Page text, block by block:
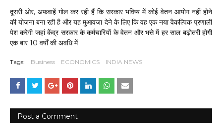
दूसरी ओर, अफवाहें गोल कर रही हैं कि सरकार भविष्य में कोई वेतन आयोग नहीं होने
की योजना बना रही है और यह मुआवजा देने के लिए कि वह एक नया वैकल्पिक प्रणाली
पेश करेगी जहां केंद्र सरकार के कर्मचारियों के वेतन और भत्ते में हर साल बढ़ोतरी होगी
एक बार 10 वर्षों की अवधि में
Tags: Business ECONOMICS INDIA NEWS
Post a Comment